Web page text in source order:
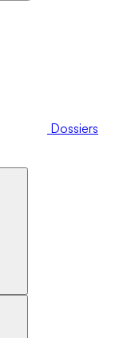
Dossiers